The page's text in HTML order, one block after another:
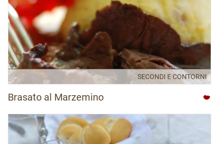
SECONDI E CONTORNI
Brasato al Marzemino